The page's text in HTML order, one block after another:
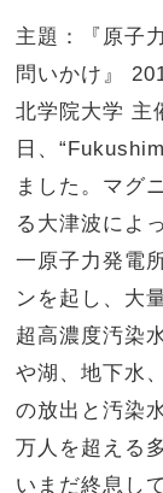
主題：『原子
問いかけ』
北学院大学
日、
ました。マグ
る大津波によ
一原子力発電
ンを起し、大
超高濃度汚染
や湖、地下水
の放出と汚染
万人を超える
いまだ終息し